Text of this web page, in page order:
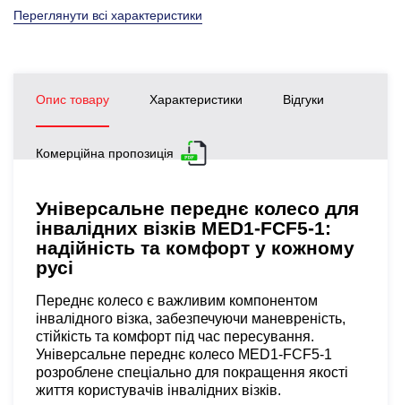
Переглянути всі характеристики
Опис товару Характеристики Відгуки
Комерційна пропозиція
Універсальне переднє колесо для
інвалідних візків MED1-FCF5-1:
надійність та комфорт у кожному
русі
Переднє колесо є важливим компонентом
інвалідного візка, забезпечуючи маневреність,
стійкість та комфорт під час пересування.
Універсальне переднє колесо MED1-FCF5-1
розроблене спеціально для покращення якості
життя користувачів інвалідних візків.